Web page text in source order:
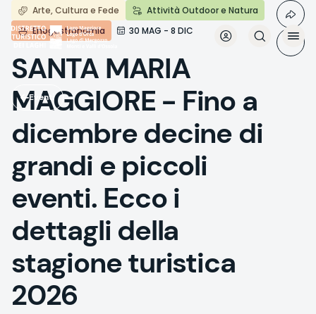
Salta
contenuto
Eventi
Arte, Cultura e Fede
Attività Outdoor e Natura
Enogastronomia
30 MAG - 8 DIC
SANTA MARIA
MAGGIORE - Fino a
dicembre decine di
grandi e piccoli
eventi. Ecco i
dettagli della
stagione turistica
2026